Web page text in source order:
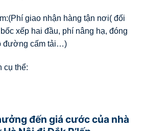
giao nhận hàng tận nơi( đối
xếp hai đầu, phí nâng hạ, đóng
đường cấm tải…)
cụ thể:
đến giá cước của nhà